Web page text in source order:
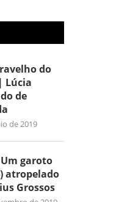
do
Lúcia
de
de 2019
garoto
atropelado
Grossos